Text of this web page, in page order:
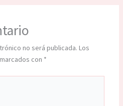
no será publicada. Los
con *